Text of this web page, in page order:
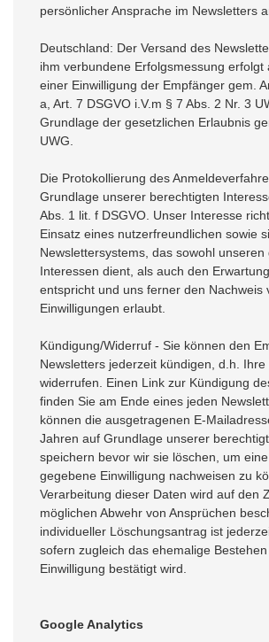
persönlicher Ansprache im Newsletters
Deutschland: Der Versand des
ihm verbundene Erfolgsmessung erfolgt
einer Einwilligung der Empfänger gem.
a, Art. 7 DSGVO i.V.m § 7 Abs. 2 Nr. 3
Grundlage der gesetzlichen Erlaubnis
UWG.
Die Protokollierung des
Grundlage unserer berechtigten
Abs. 1 lit. f DSGVO. Unser Interesse
Einsatz eines nutzerfreundlichen sowie
Newslettersystems, das sowohl unseren
Interessen dient, als auch den
entspricht und uns ferner den Nachweis
Einwilligungen erlaubt.
Kündigung/Widerruf - Sie können den
Newsletters jederzeit kündigen, d.h. Ihre
widerrufen. Einen Link zur Kündigung
finden Sie am Ende eines jeden
können die ausgetragenen E-
Jahren auf Grundlage unserer
speichern bevor wir sie löschen, um
gegebene Einwilligung nachweisen zu
Verarbeitung dieser Daten wird auf den
möglichen Abwehr von Ansprüchen
individueller Löschungsantrag ist
sofern zugleich das ehemalige
Einwilligung bestätigt wird.
Google Analytics